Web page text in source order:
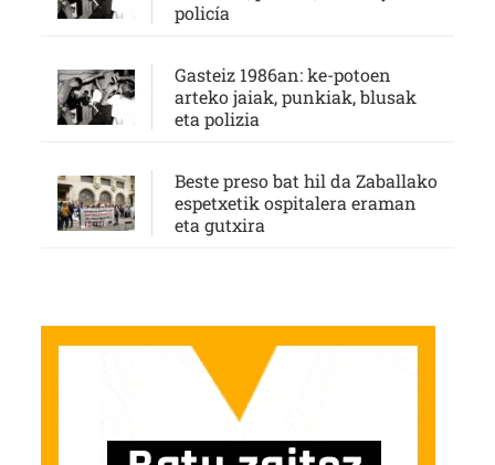
policía
Gasteiz 1986an: ke-potoen
arteko jaiak, punkiak, blusak
eta polizia
Beste preso bat hil da Zaballako
espetxetik ospitalera eraman
eta gutxira